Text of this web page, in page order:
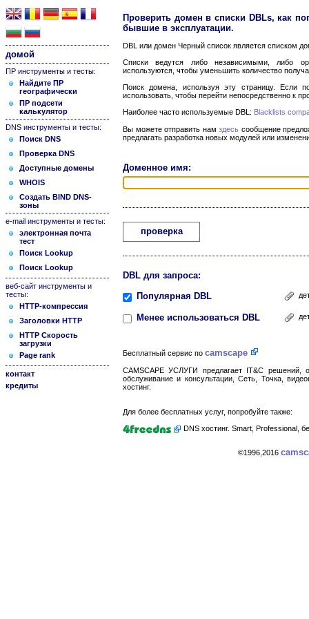
домой
ПР инструменты и тесты:
Найдите ПР
географически
ПР подсети
калькулятор
DNS инструменты и тесты:
Поиск DNS
Проверка DNS
Доступные домены
WHOIS
Создать BIND DNS-
зоны
e-mail инструменты и тесты:
электронная почта
тест
Поиск Lookup
Поиск Lookup
веб-сайт инструменты и
тесты:
HTTP-компрессия
Заголовки HTTP
HTTP Скорость
загрузки
Page rank
контакт
кредиты
Проверить домен в списки DBLs, как
бывшие в эксплуатации.
DBL или домен Черный список является списком
Списки ведутся либо независимыми, либо
используются, чтобы уменьшить количество
Поиск домена, используя эту страницу.
использовать, чтобы перейти непосредственно к
Наиболее часто используемые DBL: Blacklists
Вы можете отправить намздесь сообщение
предлагать разработка новых модулей или
Доменное имя:
проверка
DBL для запроса:
Популярная DBL
Менее использоваться DBL
Бесплатный сервис по camscape
CAMSCAPE УСЛУГИ предлагает IT&C решений,
обслуживание и консультации, Сеть, Точка,
хостинг.
Для более бесплатных услуг, попробуйте также:
DNS хостинг. Smart, Professional,
©1996,2016